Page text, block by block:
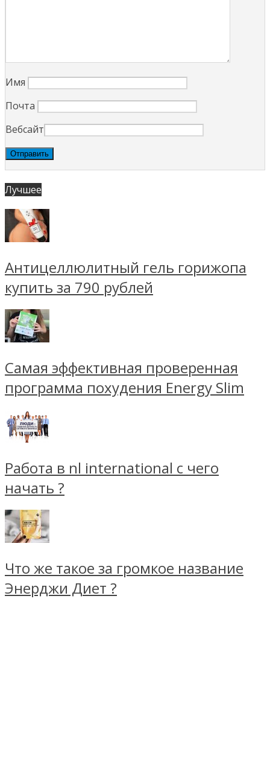
Имя
Почта
Вебсайт
Лучшее
Антицеллюлитный гель горижопа
купить за 790 рублей
Самая эффективная проверенная
программа похудения Energy Slim
Работа в nl international с чего
начать ?
Что же такое за громкое название
Энерджи Диет ?